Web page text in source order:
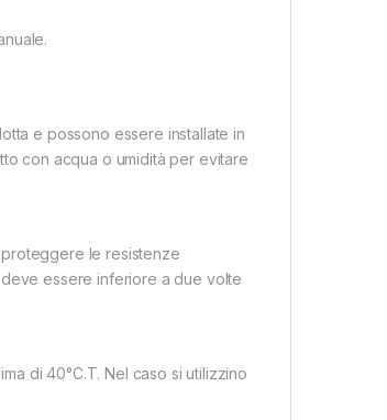
e possono essere installate in
con acqua o umidità per evitare
le resistenze
deve essere inferiore a due volte
di 40°C.T. Nel caso si utilizzino